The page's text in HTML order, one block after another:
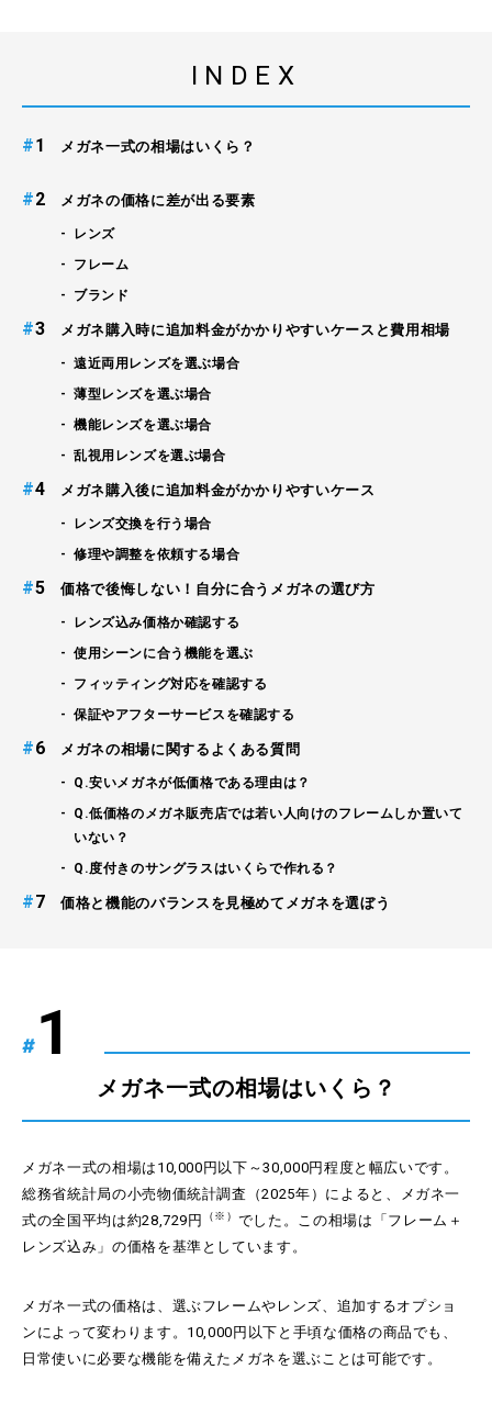
INDEX
# メガネ一式の相場はいくら？
# メガネの価格に差が出る要素
レンズ
フレーム
ブランド
# メガネ購入時に追加料金がかかりやすいケースと費用相場
遠近両用レンズを選ぶ場合
薄型レンズを選ぶ場合
機能レンズを選ぶ場合
乱視用レンズを選ぶ場合
# メガネ購入後に追加料金がかかりやすいケース
レンズ交換を行う場合
修理や調整を依頼する場合
# 価格で後悔しない！自分に合うメガネの選び方
レンズ込み価格か確認する
使用シーンに合う機能を選ぶ
フィッティング対応を確認する
保証やアフターサービスを確認する
# メガネの相場に関するよくある質問
Q.安いメガネが低価格である理由は？
Q.低価格のメガネ販売店では若い人向けのフレームしか置いて
いない？
Q.度付きのサングラスはいくらで作れる？
# 価格と機能のバランスを見極めてメガネを選ぼう
#
メガネ一式の相場はいくら？
メガネ一式の相場は10,000円以下～30,000円程度と幅広いです。
総務省統計局の小売物価統計調査（2025年）によると、メガネ一
式の全国平均は約28,729円
（※） でした。この相場は「フレーム＋
レンズ込み」の価格を基準としています。
メガネ一式の価格は、選ぶフレームやレンズ、追加するオプショ
ンによって変わります。10,000円以下と手頃な価格の商品でも、
日常使いに必要な機能を備えたメガネを選ぶことは可能です。